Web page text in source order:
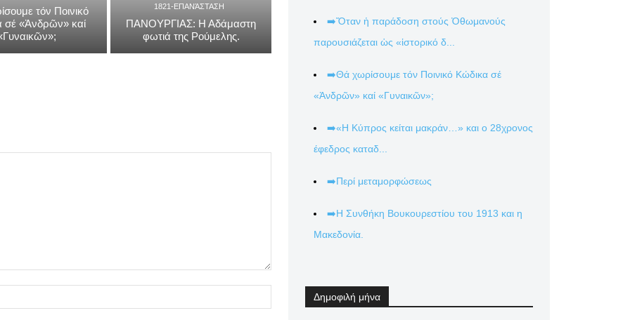
τόν Ποινικό
σέ «Ἀνδρῶν» καί
1821-ΕΠΑΝΆΣΤΑΣΗ
ΠΑΝΟΥΡΓΙΑΣ: Η Αδάμαστη
φωτιά της Ρούμελης.
➡️Ὅταν ἡ παράδοση στούς Ὀθωμανούς
παρουσιάζεται ὡς «ἱστορικό δ...
➡️Θά χωρίσουμε τόν Ποινικό Κώδικα σέ
«Ἀνδρῶν» καί «Γυναικῶν»;
➡️«Η Κύπρος κείται μακράν…» και ο 28χρονος
έφεδρος καταδ...
➡️Περί μεταμορφώσεως
➡️Η Συνθήκη Βουκουρεστίου του 1913 και η
Μακεδονία.
Δημοφιλή μήνα